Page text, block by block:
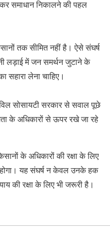
समाधान निकालने की पहल
तक सीमित नहीं है। ऐसे संघर्ष
लड़ाई में जन समर्थन जुटाने के
सहारा लेना चाहिए।
सोसायटी सरकार से सवाल पूछे
के अधिकारों से ऊपर रखे जा रहे
के अधिकारों की रक्षा के लिए
यह संघर्ष न केवल उनके हक
की रक्षा के लिए भी जरूरी है।